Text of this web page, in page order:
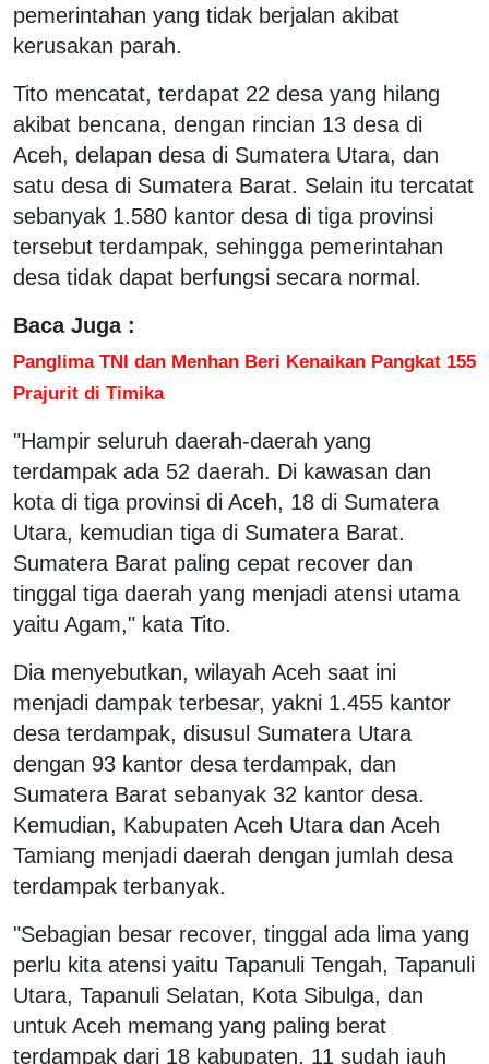
pemerintahan yang tidak berjalan akibat
kerusakan parah.
Tito mencatat, terdapat 22 desa yang hilang
akibat bencana, dengan rincian 13 desa di
Aceh, delapan desa di Sumatera Utara, dan
satu desa di Sumatera Barat. Selain itu tercatat
sebanyak 1.580 kantor desa di tiga provinsi
tersebut terdampak, sehingga pemerintahan
desa tidak dapat berfungsi secara normal.
Baca Juga :
Panglima TNI dan Menhan Beri Kenaikan Pangkat 155
Prajurit di Timika
"Hampir seluruh daerah-daerah yang
terdampak ada 52 daerah. Di kawasan dan
kota di tiga provinsi di Aceh, 18 di Sumatera
Utara, kemudian tiga di Sumatera Barat.
Sumatera Barat paling cepat recover dan
tinggal tiga daerah yang menjadi atensi utama
yaitu Agam," kata Tito.
Dia menyebutkan, wilayah Aceh saat ini
menjadi dampak terbesar, yakni 1.455 kantor
desa terdampak, disusul Sumatera Utara
dengan 93 kantor desa terdampak, dan
Sumatera Barat sebanyak 32 kantor desa.
Kemudian, Kabupaten Aceh Utara dan Aceh
Tamiang menjadi daerah dengan jumlah desa
terdampak terbanyak.
"Sebagian besar recover, tinggal ada lima yang
perlu kita atensi yaitu Tapanuli Tengah, Tapanuli
Utara, Tapanuli Selatan, Kota Sibulga, dan
untuk Aceh memang yang paling berat
terdampak dari 18 kabupaten, 11 sudah jauh